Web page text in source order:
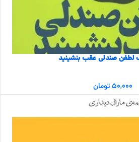
لطفن صندلی عقب بنشینید
۵۰,۰۰۰تومان